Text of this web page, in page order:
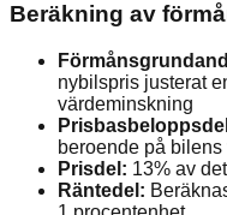
Beräkning av
nybilspris justerat
värdeminskning
beroende på bilens
Prisdel: 13% av
Räntedel: